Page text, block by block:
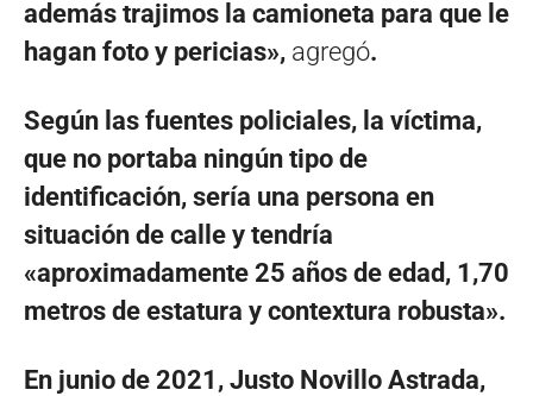
además trajimos la camioneta para que le
hagan foto y pericias», agregó.
Según las fuentes policiales, la víctima,
que no portaba ningún tipo de
identificación, sería una persona en
situación de calle y tendría
«aproximadamente 25 años de edad, 1,70
metros de estatura y contextura robusta».
En junio de 2021, Justo Novillo Astrada,